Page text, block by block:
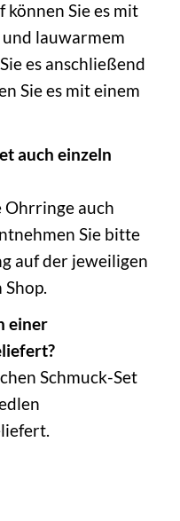
können Sie es mit
lauwarmem
es anschließend
Sie es mit einem
auch einzeln
Ohrringe auch
Sie bitte
auf der jeweiligen
einer
Schmuck-Set